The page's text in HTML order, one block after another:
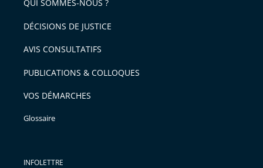
QUI SOMMES-NOUS ?
DÉCISIONS DE JUSTICE
AVIS CONSULTATIFS
PUBLICATIONS & COLLOQUES
VOS DÉMARCHES
Glossaire
INFOLETTRE